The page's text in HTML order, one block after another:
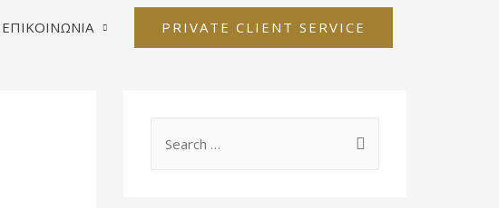
ΕΠΙΚΟΙΝΩΝΙΑ PRIVATE CLIENT SERVICE